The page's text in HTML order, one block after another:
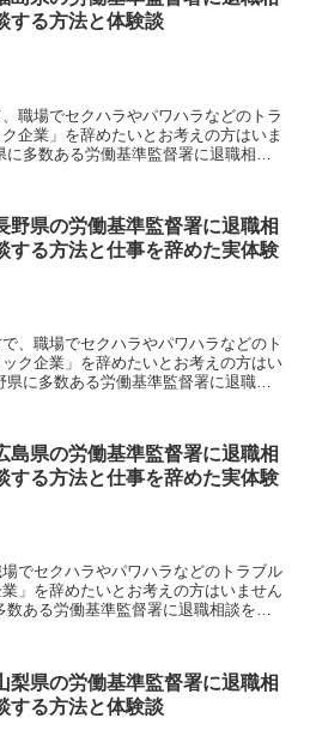
する方法と体験談
職場でセクハラやパワハラなどのトラ
企業」を辞めたいとお考えの方はいま
多数ある労働基準監督署に退職相談
野県の労働基準監督署に退職相
する方法と仕事を辞めた実体験
、職場でセクハラやパワハラなどのト
ク企業」を辞めたいとお考えの方はい
に多数ある労働基準監督署に退職相
島県の労働基準監督署に退職相
する方法と仕事を辞めた実体験
でセクハラやパワハラなどのトラブル
」を辞めたいとお考えの方はいません
ある労働基準監督署に退職相談をし
梨県の労働基準監督署に退職相
する方法と体験談